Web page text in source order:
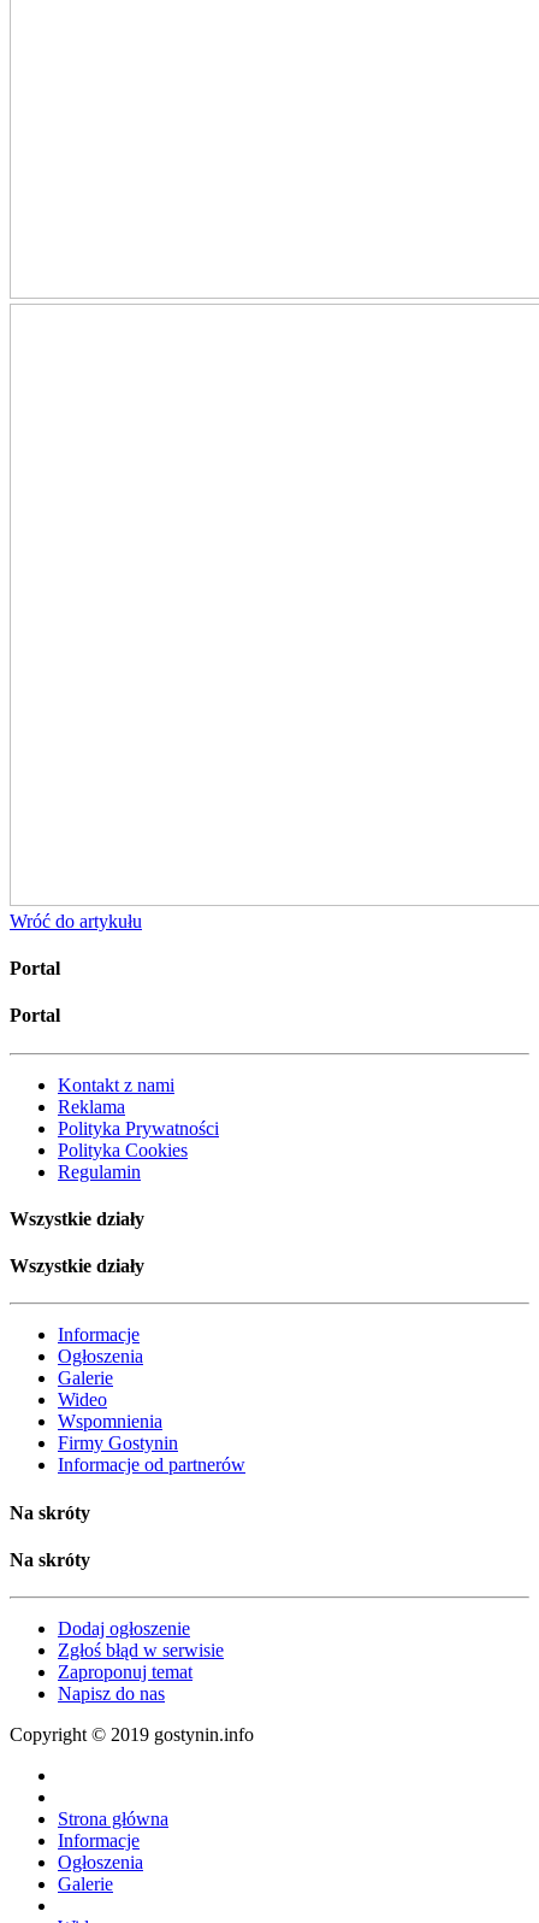
Wróć do artykułu
Portal
Portal
Kontakt z nami
Reklama
Polityka Prywatności
Polityka Cookies
Regulamin
Wszystkie działy
Wszystkie działy
Informacje
Ogłoszenia
Galerie
Wideo
Wspomnienia
Firmy Gostynin
Informacje od partnerów
Na skróty
Na skróty
Dodaj ogłoszenie
Zgłoś błąd w serwisie
Zaproponuj temat
Napisz do nas
Copyright © 2019 gostynin.info
Strona główna
Informacje
Ogłoszenia
Galerie